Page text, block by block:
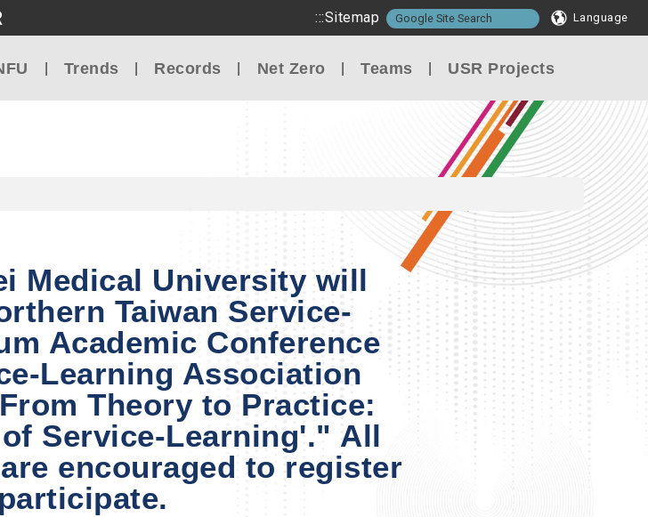
:::Sitemap Language
main content
Trends Records Net Zero Teams USR Projects
Medical University will
Taiwan Service-
Academic Conference
Learning Association
Theory to Practice:
Service-Learning'." All
encouraged to register